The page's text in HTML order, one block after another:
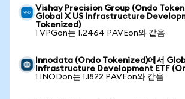
Vishay Precision Group (Ondo
Global X US Infrastructure
Tokenized)
1 VPGon는 1.2464 PAVEon와 같음
Innodata (Ondo Tokenized)에서
Infrastructure Development ETF
1 INODon는 1.1822 PAVEon와 같음